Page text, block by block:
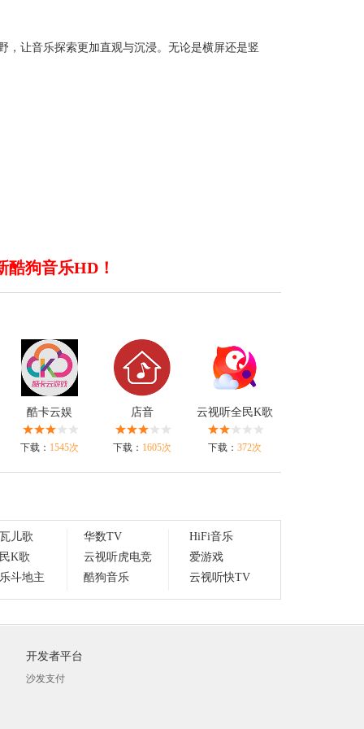
，让音乐探索更加直观与沉浸。无论是横屏还是竖
酷狗音乐HD！
酷卡云娱
下载： 1545次
店音
下载： 1605次
云视听全民K歌
下载： 372次
儿歌
K歌
斗地主
华数TV
云视听虎电竞
酷狗音乐
HiFi音乐
爱游戏
云视听快TV
开发者平台
沙发支付